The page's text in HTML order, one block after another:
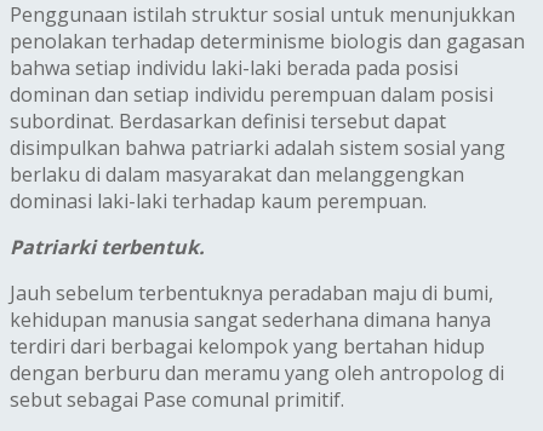
Penggunaan istilah struktur sosial untuk menunjukkan
penolakan terhadap determinisme biologis dan gagasan
bahwa setiap individu laki-laki berada pada posisi
dominan dan setiap individu perempuan dalam posisi
subordinat. Berdasarkan definisi tersebut dapat
disimpulkan bahwa patriarki adalah sistem sosial yang
berlaku di dalam masyarakat dan melanggengkan
dominasi laki-laki terhadap kaum perempuan.
Patriarki terbentuk.
Jauh sebelum terbentuknya peradaban maju di bumi,
kehidupan manusia sangat sederhana dimana hanya
terdiri dari berbagai kelompok yang bertahan hidup
dengan berburu dan meramu yang oleh antropolog di
sebut sebagai Pase comunal primitif.